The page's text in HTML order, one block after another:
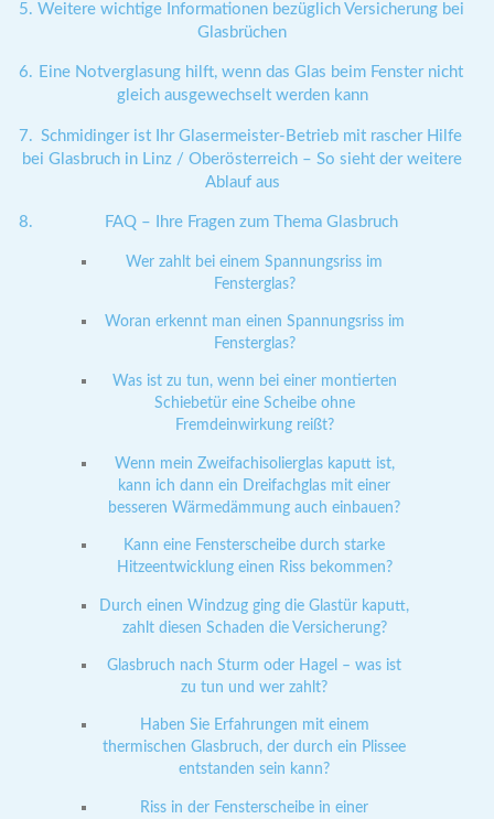
Weitere wichtige Informationen bezüglich Versicherung bei
Glasbrüchen
Eine Notverglasung hilft, wenn das Glas beim Fenster nicht
gleich ausgewechselt werden kann
Schmidinger ist Ihr Glasermeister-Betrieb mit rascher Hilfe
bei Glasbruch in Linz / Oberösterreich – So sieht der weitere
Ablauf aus
FAQ – Ihre Fragen zum Thema Glasbruch
Wer zahlt bei einem Spannungsriss im
Fensterglas?
Woran erkennt man einen Spannungsriss im
Fensterglas?
Was ist zu tun, wenn bei einer montierten
Schiebetür eine Scheibe ohne
Fremdeinwirkung reißt?
Wenn mein Zweifachisolierglas kaputt ist,
kann ich dann ein Dreifachglas mit einer
besseren Wärmedämmung auch einbauen?
Kann eine Fensterscheibe durch starke
Hitzeentwicklung einen Riss bekommen?
Durch einen Windzug ging die Glastür kaputt,
zahlt diesen Schaden die Versicherung?
Glasbruch nach Sturm oder Hagel – was ist
zu tun und wer zahlt?
Haben Sie Erfahrungen mit einem
thermischen Glasbruch, der durch ein Plissee
entstanden sein kann?
Riss in der Fensterscheibe in einer